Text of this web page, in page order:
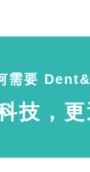
需要
技，